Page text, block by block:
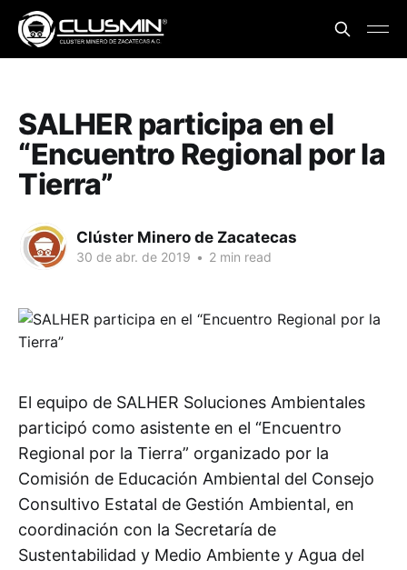
SALHER participa en el
“Encuentro Regional por la
Tierra”
Clúster Minero de Zacatecas
30 de abr. de 2019 • 2 min read
El equipo de SALHER Soluciones Ambientales
participó como asistente en el “Encuentro
Regional por la Tierra” organizado por la
Comisión de Educación Ambiental del Consejo
Consultivo Estatal de Gestión Ambiental, en
coordinación con la Secretaría de
Sustentabilidad y Medio Ambiente y Agua del